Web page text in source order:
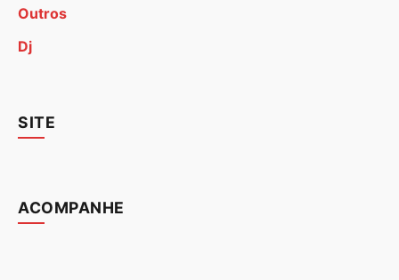
Outros
Dj
SITE
ACOMPANHE